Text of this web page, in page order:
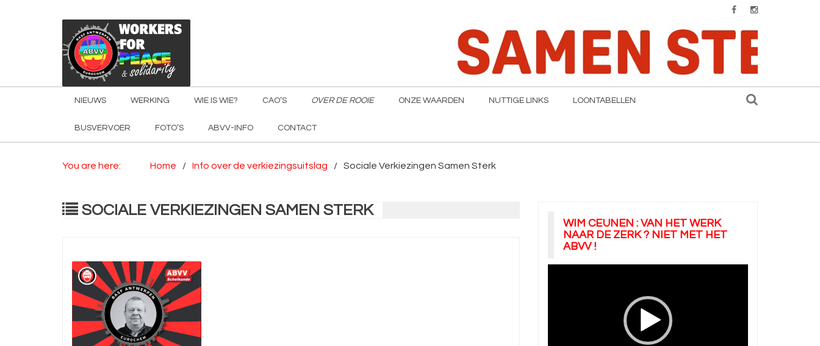
NIEUWS WERKING WIE IS WIE? CAO’S OVER DE ROOIE ONZE WAARDEN NUTTIGE LINKS LOONTABELLEN
BUSVERVOER FOTO’S ABVV-INFO CONTACT
You are here: Home Info over de verkiezingsuitslag Sociale Verkiezingen Samen Sterk
SOCIALE VERKIEZINGEN SAMEN STERK
WIM CEUNEN : VAN HET WERK
NAAR DE ZERK ? NIET MET HET
ABVV !